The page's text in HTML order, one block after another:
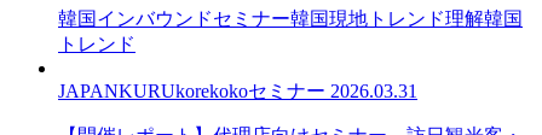
韓国インバウンドセミナー韓国現地トレンド理解韓国
トレンド
JAPANKURUkorekokoセミナー 2026.03.31